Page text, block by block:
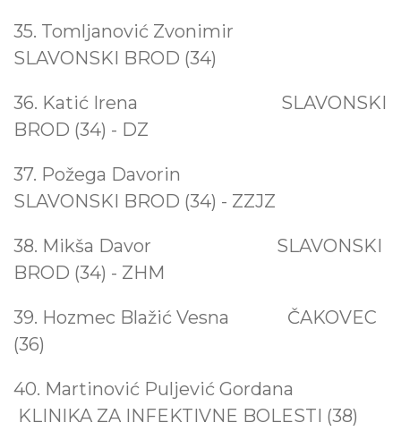
35. Tomljanović Zvonimir
SLAVONSKI BROD (34)
36. Katić Irena SLAVONSKI
BROD (34) - DZ
37. Požega Davorin
SLAVONSKI BROD (34) - ZZJZ
38. Mikša Davor
SLAVONSKI
BROD (34) - ZHM
39. Hozmec Blažić Vesna
ČAKOVEC
(36)
40. Martinović Puljević Gordana
KLINIKA ZA INFEKTIVNE BOLESTI (38)